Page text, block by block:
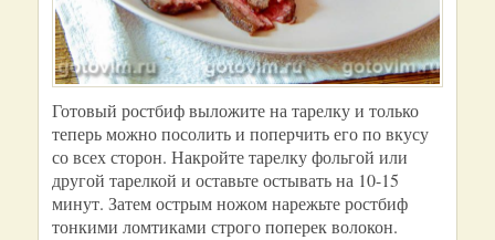
Готовый ростбиф выложите на тарелку и только
теперь можно посолить и поперчить его по вкусу
со всех сторон. Накройте тарелку фольгой или
другой тарелкой и оставьте остывать на 10-15
минут. Затем острым ножом нарежьте ростбиф
тонкими ломтиками строго поперек волокон.